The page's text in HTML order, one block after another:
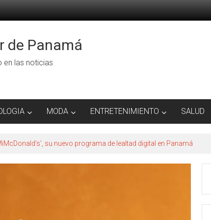
de Panamá
en las noticias
MODA ENTRETENIMIENTO SALUD
su nuevo programa de lealtad digital en Panamá